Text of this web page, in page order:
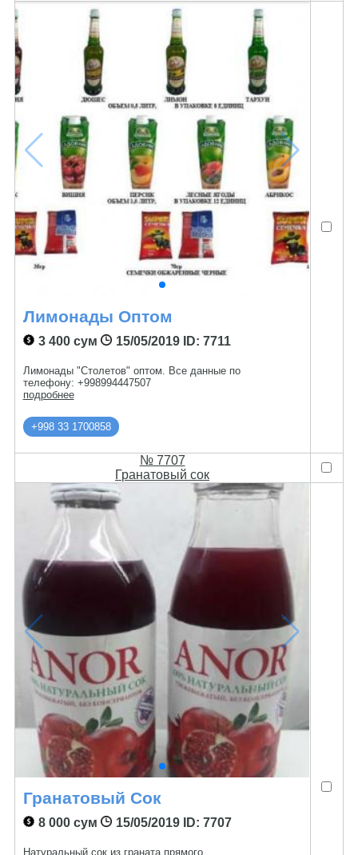
Лимонады Оптом
3 400 сум 15/05/2019ID: 7711
Лимонады "Столетов" оптом. Все данные по
телефону: +998994447507
подробнее
+998 33 1700858
№ 7707
Гранатовый сок
Гранатовый Сок
8 000 сум 15/05/2019ID: 7707
Натуральный сок из граната прямого